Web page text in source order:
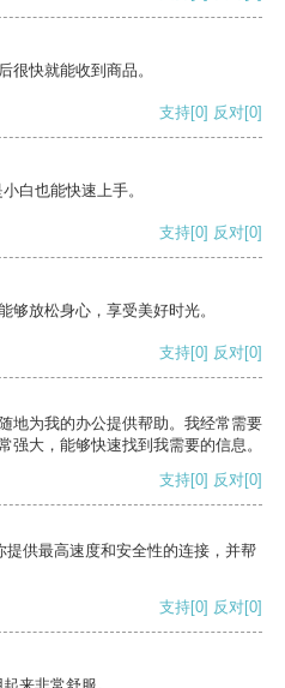
很快就能收到商品。
支持[0] 反对[0]
白也能快速上手。
支持[0] 反对[0]
够放松身心，享受美好时光。
支持[0] 反对[0]
地为我的办公提供帮助。我经常需要
强大，能够快速找到我需要的信息。
支持[0] 反对[0]
供最高速度和安全性的连接，并帮
支持[0] 反对[0]